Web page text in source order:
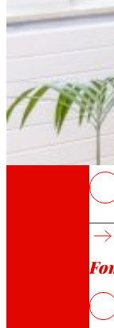
Aspace
y su
EROSKI
gestionada